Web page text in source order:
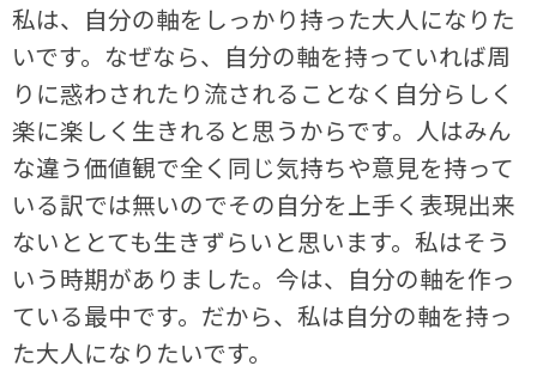
私は、自分の軸をしっかり持った大人になりた
いです。なぜなら、自分の軸を持っていれば周
りに惑わされたり流されることなく自分らしく
楽に楽しく生きれると思うからです。人はみん
な違う価値観で全く同じ気持ちや意見を持って
いる訳では無いのでその自分を上手く表現出来
ないととても生きずらいと思います。私はそう
いう時期がありました。今は、自分の軸を作っ
ている最中です。だから、私は自分の軸を持っ
た大人になりたいです。